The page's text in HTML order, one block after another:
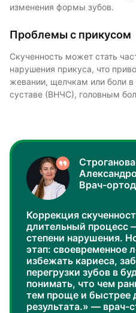
изменения формы зубов.
Проблемы с прикусом
Скученность может стать
нарушения прикуса, что
жевании, щелчкам или боли
суставе (ВНЧС), головным
Врач-
Коррекция
длительный процесс
степени нарушения.
этап: своевременное
избежать кариеса,
перегрузки зубов в
понимать, что чем
тем проще и быстрее
результата.» — врач-